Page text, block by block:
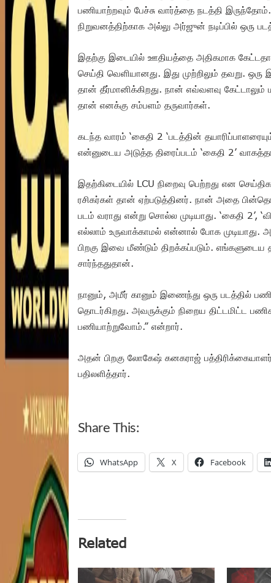
பணியாற்றவும் பேச்சு வார்த்தை நடத்தி
நிறுவனத்திற்காக அல்லு அர்ஜுன் நடிப்பில் ஒரு
இதற்கு இடையில் ஊதியத்தை அதிகமாக
செய்தி வெளியானது. இது முற்றிலும் தவறு.
தான் தீர்மானிக்கிறது. நான் எவ்வளவு
தான் எனக்கு சம்பளம் தருவார்கள்.
கடந்த வாரம் ‘கைதி 2 ‘படத்தின்
என்னுடைய அடுத்த திரைப்படம் ‘கைதி 2’
இதற்கிடையில் LCU நிறைவு பெற்றது என
ரசிகர்கள் தான் ஏற்படுத்தினர். நான் அதை
படம் வராது என்று சொல்ல முடியாது. ‘கைதி
எல்லாம் உருவாக்காமல் என்னால் போக
பிறகு இவை மீண்டும் திறக்கப்படும். எங்களுடைய
சார்ந்ததுதான்.
நானும், அமீர் கானும் இணைந்து ஒரு படத்தில்
தொடர்கிறது. அவருக்கும் நிறைய திட்டமிட்ட
பணியாற்றுவோம்.‌” என்றார்.
அதன் பிறகு லோகேஷ் கனகராஜ்
பதிலளித்தார்.
Share This:
WhatsApp X Facebook
Related